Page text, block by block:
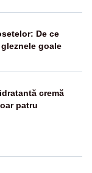
De ce
goale
cremă
patru